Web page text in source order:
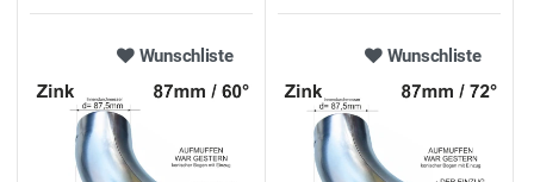
Wunschliste Wunschliste